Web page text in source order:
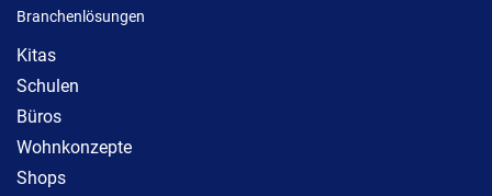
Branchenlösungen
Kitas
Schulen
Büros
Wohnkonzepte
Shops